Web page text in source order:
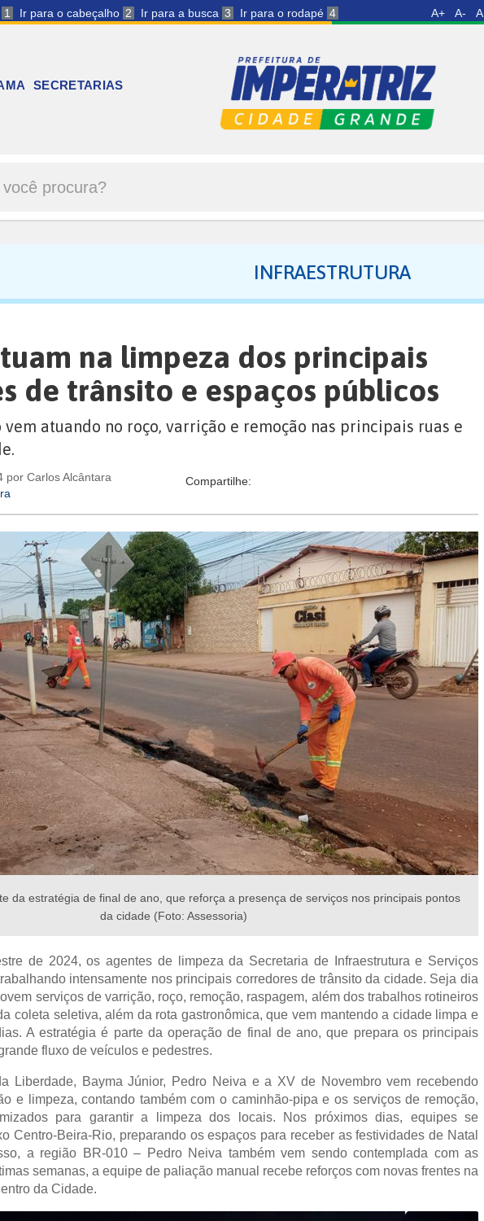
1 Ir para o cabeçalho 2 Ir para a busca 3 Ir para o rodapé 4 A+ A- A
SECRETARIAS
INFRAESTRUTURA
na limpeza dos principais
de trânsito e espaços públicos
vem atuando no roço, varrição e remoção nas principais ruas e
por Carlos Alcântara
Compartilhe:
da estratégia de final de ano, que reforça a presença de serviços nos principais pontos
da cidade (Foto: Assessoria)
de 2024, os agentes de limpeza da Secretaria de Infraestrutura e Serviços
intensamente nos principais corredores de trânsito da cidade. Seja dia
serviços de varrição, roço, remoção, raspagem, além dos trabalhos rotineiros
coleta seletiva, além da rota gastronômica, que vem mantendo a cidade limpa e
A estratégia é parte da operação de final de ano, que prepara os principais
fluxo de veículos e pedestres.
Liberdade, Bayma Júnior, Pedro Neiva e a XV de Novembro vem recebendo
e limpeza, contando também com o caminhão-pipa e os serviços de remoção,
para garantir a limpeza dos locais. Nos próximos dias, equipes se
Centro-Beira-Rio, preparando os espaços para receber as festividades de Natal
a região BR-010 – Pedro Neiva também vem sendo contemplada com as
semanas, a equipe de paliação manual recebe reforços com novas frentes na
da Cidade.